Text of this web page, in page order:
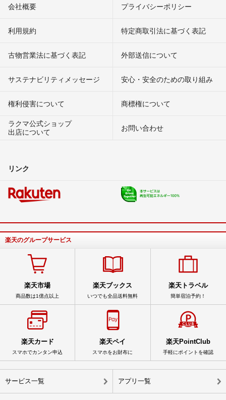
会社概要 プライバシーポリシー
利用規約 特定商取引法に基づく表記
古物営業法に基づく表記 外部送信について
サステナビリティメッセージ 安心・安全のための取り組み
権利侵害について
商標権について
ラクマ公式ショップ
出店について
お問い合わせ
リンク
楽天のグループサービス
楽天市場
商品数は1億点以上
楽天ブックス
いつでも全品送料無料
楽天トラベル
簡単宿泊予約！
楽天カード
スマホでカンタン申込
楽天ペイ
スマホをお財布に
楽天PointClub
手軽にポイントを確認
サービス一覧 アプリ一覧